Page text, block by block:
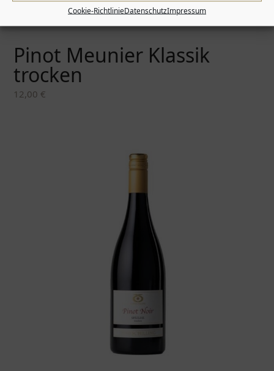
Cookie-RichtlinieDatenschutzImpressum
Pinot Meunier Klassik
trocken
12,00 €